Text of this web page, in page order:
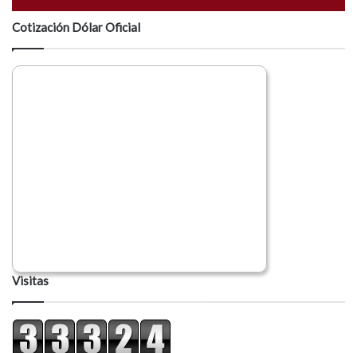
Cotización Dólar Oficial
Visitas